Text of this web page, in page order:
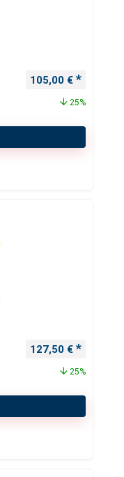
Ursprünglicher
105,00 €
25%
Ursprünglicher
127,50 €
25%